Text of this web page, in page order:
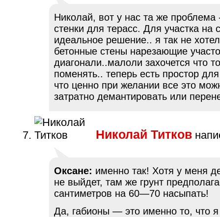
Николай, вот у нас та же
стенки для терасс. Для участка на
идеальное решение.. я так не
бетонные стены нарезающие
диагонали..малоли захочется что
поменять.. теперь есть простор
что ценно при желании все это
затратно демантировать или
Николай Титков
Оксане: именно так! Хотя у меня
не выйдет, там же грунт
сантиметров на 60—70 насыпать!
Да, габионы — это именно то, что я